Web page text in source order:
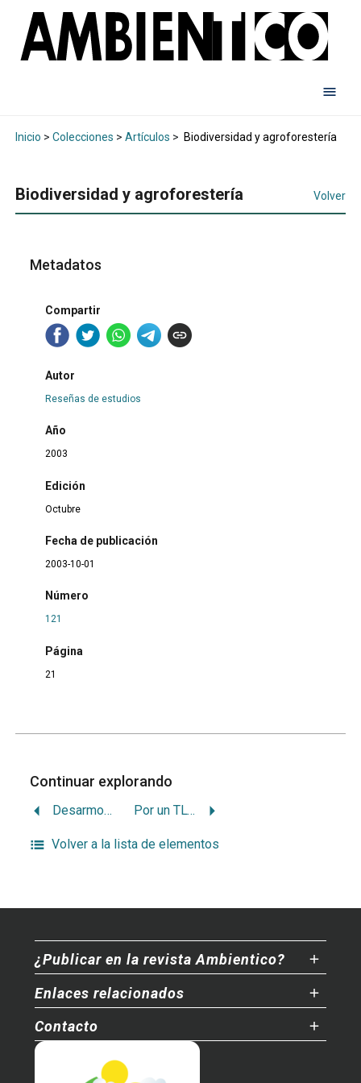
Inicio > Colecciones > Artículos > Biodiversidad y agroforestería
Biodiversidad y agroforestería Volver
Metadatos
Compartir
Autor
Reseñas de estudios
Año
2003
Edición
Octubre
Fecha de publicación
2003-10-01
Número
121
Página
21
Continuar explorando
Desarmonía entre indígenas y áreas protegidas Por un TLC con EU en pro del ambiente
Volver a la lista de elementos
¿Publicar en la revista Ambientico?
Enlaces relacionados
Contacto